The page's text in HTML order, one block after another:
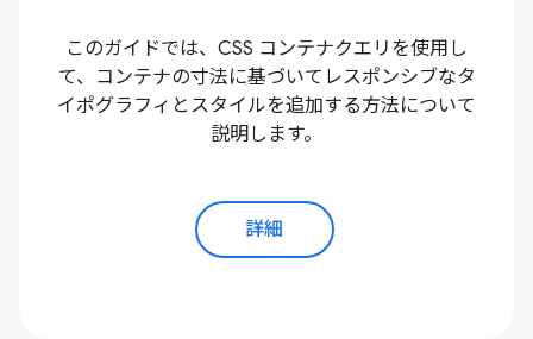
このガイドでは、CSS コンテナクエリを使用し
て、コンテナの寸法に基づいてレスポンシブなタ
イポグラフィとスタイルを追加する方法について
説明します。
詳細